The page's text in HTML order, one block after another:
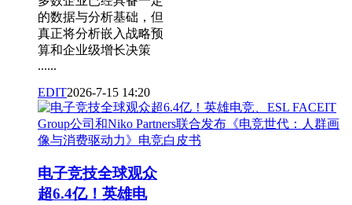
的数据与分析基础，但
真正将分析嵌入战略预
算和企业级增长决策
......
EDIT2026-7-15 14:20
电子竞技全球观众
超6.4亿！英雄电